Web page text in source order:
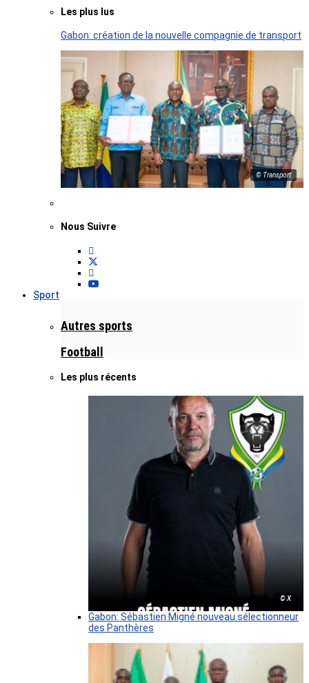
Les plus lus
Gabon: création de la nouvelle compagnie de transport
© Transport
Nous Suivre
Sport
Autres sports
Football
Les plus récents
© X
Gabon: Sébastien Migné nouveau sélectionneur
des Panthères